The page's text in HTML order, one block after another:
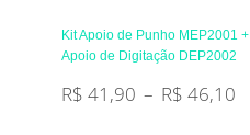
Kit Apoio de Punho MEP2001 +
Apoio de Digitação DEP2002
R$ 41,90 – R$ 46,10